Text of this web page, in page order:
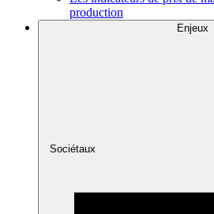
production
Enjeux
Sociétaux